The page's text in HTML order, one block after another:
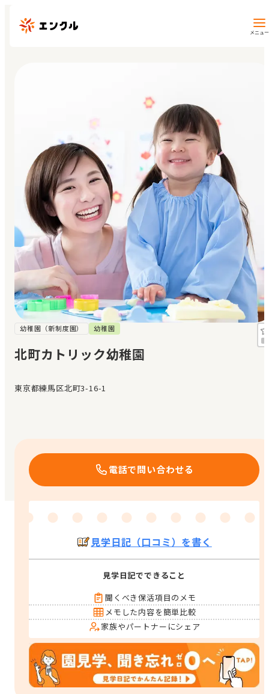
メニュー
地図から探す
地域から探す
マイページ
閲覧履歴
お気に入り
見学日記
メッセージ
おすすめの園
エンクルの特徴と活用方法
幼稚園（新制度園） 幼稚園
北町カトリック幼稚園
東京都練馬区北町3-16-1
電話で問い合わせる
見学日記（口コミ）を書く
見学日記でできること
聞くべき保活項目のメモ
メモした内容を簡単比較
家族やパートナーにシェア